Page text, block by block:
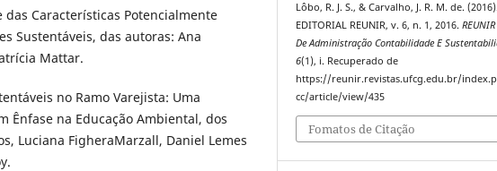
Características Potencialmente
Sustentáveis, das autoras: Ana
Mattar.
no Ramo Varejista: Uma
Ênfase na Educação Ambiental, dos
Luciana FigheraMarzall, Daniel Lemes
Lôbo, R. J. S., & Carvalho, J. R. M. de. (2016).
EDITORIAL REUNIR, v. 6, n. 1, 2016.
De Administração Contabilidade E
6(1), i. Recuperado de
https://reunir.revistas.ufcg.edu.br/
cc/article/view/435
Fomatos de Citação